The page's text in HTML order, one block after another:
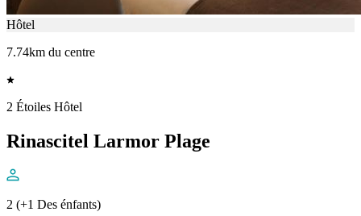
Hôtel
7.74km du centre
2 Étoiles Hôtel
Rinascitel Larmor Plage
2 (+1 Des énfants)